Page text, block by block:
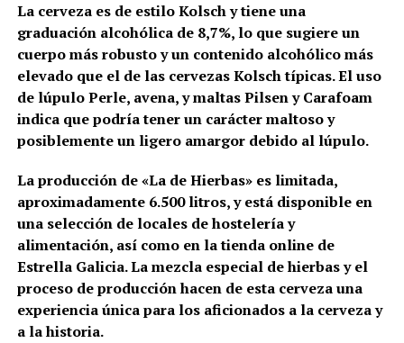
La cerveza es de estilo Kolsch y tiene una
graduación alcohólica de 8,7%, lo que sugiere un
cuerpo más robusto y un contenido alcohólico más
elevado que el de las cervezas Kolsch típicas. El uso
de lúpulo Perle, avena, y maltas Pilsen y Carafoam
indica que podría tener un carácter maltoso y
posiblemente un ligero amargor debido al lúpulo.
La producción de «La de Hierbas» es limitada,
aproximadamente 6.500 litros, y está disponible en
una selección de locales de hostelería y
alimentación, así como en la tienda online de
Estrella Galicia. La mezcla especial de hierbas y el
proceso de producción hacen de esta cerveza una
experiencia única para los aficionados a la cerveza y
a la historia​​​​.